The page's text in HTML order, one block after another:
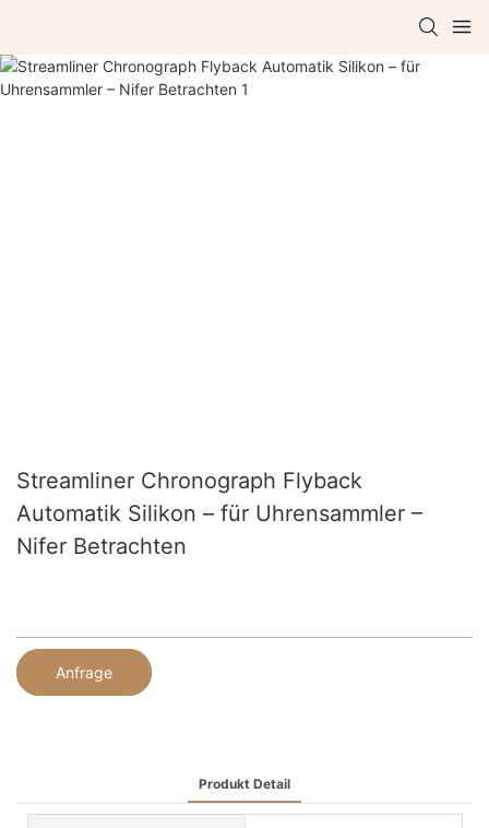
Streamliner Chronograph Flyback
Automatik Silikon – für Uhrensammler –
Nifer Betrachten
Anfrage
Produkt Detail